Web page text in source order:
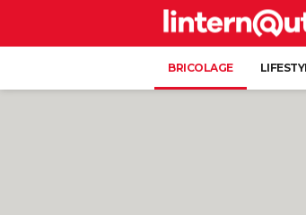
BRICOLAGE